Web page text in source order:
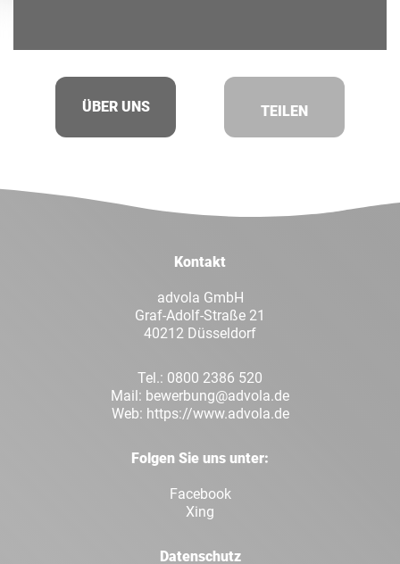
ÜBER UNS TEILEN
Kontakt
advola GmbH
Graf-Adolf-Straße 21
40212 Düsseldorf
Tel.: 0800 2386 520
Mail: bewerbung@advola.de
Web: https://www.advola.de
Folgen Sie uns unter:
Facebook
Xing
Datenschutz